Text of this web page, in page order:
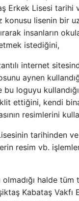
Erkek Lisesi tarihi
lisenin bir
insanların
istediğini,
internet
aynen
loguyu
ettiğini, kendi
resimlerini
tarihinden
resim vb.
olmadığı halde tüm
Kabataş Vakfı